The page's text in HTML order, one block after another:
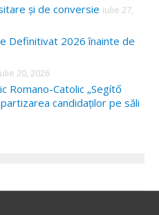
și de conversie iulie 27,
Definitivat 2026 înainte de
20, 2026
Romano-Catolic „Segítő
candidaților pe săli